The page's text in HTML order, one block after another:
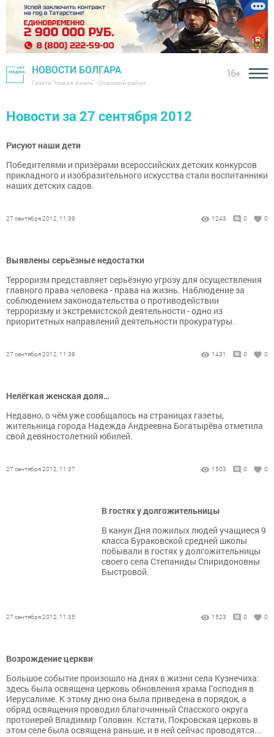
НОВОСТИ БОЛГАРА
Газета "Новая жизнь" - Спасский район
16+
Новости за 27 сентября 2012
Рисуют наши дети
Победителями и призёрами всероссийских детских конкурсов
прикладного и изобразительного искусства стали воспитанники
наших детских садов.
27 сентября 2012, 11:39 1243 0 0
Выявлены серьёзные недостатки
Терроризм представляет серьёзную угрозу для осуществления
главного права человека - права на жизнь. Наблюдение за
соблюдением законодательства о противодействии
терроризму и экстремистской деятельности - одно из
приоритетных направлений деятельности прокуратуры.
27 сентября 2012, 11:38 1431 0 0
Нелёгкая женская доля…
Недавно, о чём уже сообщалось на страницах газеты,
жительница города Надежда Андреевна Богатырёва отметила
свой девяностолетний юбилей.
27 сентября 2012, 11:37 1503 0 0
В гостях у долгожительницы
В канун Дня пожилых людей учащиеся 9
класса Бураковской средней школы
побывали в гостях у долгожительницы
своего села Степаниды Спиридоновны
Быстровой.
27 сентября 2012, 11:35 1523 0 0
Возрождение церкви
Большое событие произошло на днях в жизни села Кузнечиха:
здесь была освящена церковь обновления храма Господня в
Иерусалиме. К этому дню она была приведена в порядок, а
обряд освящения проводил благочинный Спасского округа
протоиерей Владимир Головин. Кстати, Покровская церковь в
этом селе была освящена раньше, и в ней сейчас проводятся...